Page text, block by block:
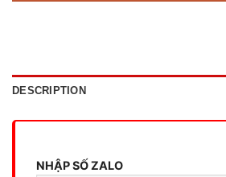
DESCRIPTION
NHẬP SỐ ZALO